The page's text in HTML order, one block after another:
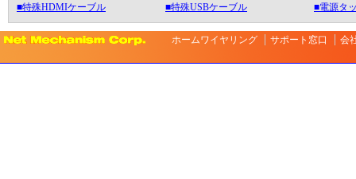
■特殊HDMIケーブル
■特殊USBケーブル ■電源タ
ホームワイヤリング サポート窓口 会